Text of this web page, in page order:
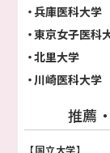
兵庫医科大学
東京女子医科
北里大学
川崎医科大学
推薦
【国立大学】